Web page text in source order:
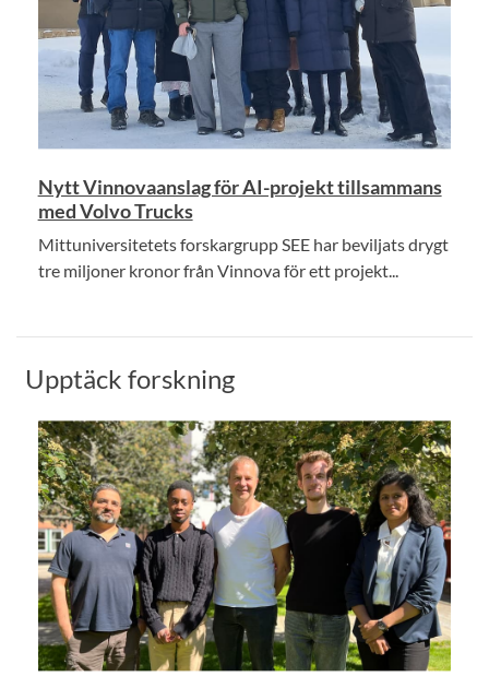
Nytt Vinnovaanslag för AI-projekt tillsammans
med Volvo Trucks
Mittuniversitetets forskargrupp SEE har beviljats drygt
tre miljoner kronor från Vinnova för ett projekt...
Upptäck forskning